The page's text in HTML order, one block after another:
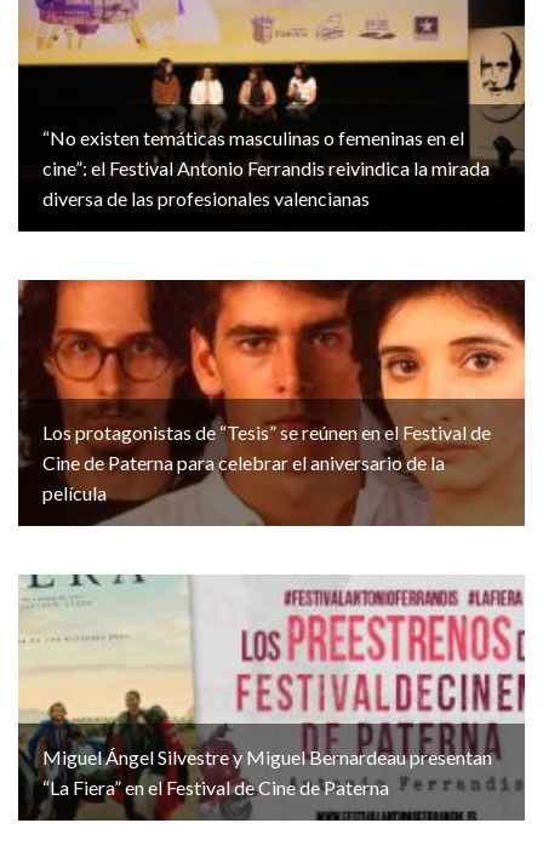
“No existen temáticas masculinas o femeninas en el
cine”: el Festival Antonio Ferrandis reivindica la mirada
diversa de las profesionales valencianas
Los protagonistas de “Tesis” se reúnen en el Festival de
Cine de Paterna para celebrar el aniversario de la
película
Miguel Ángel Silvestre y Miguel Bernardeau presentan
“La Fiera” en el Festival de Cine de Paterna